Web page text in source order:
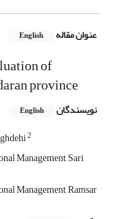
عنوان مقاله English
of
province
نویسندگان English
2
Management, Sari
Management, Ramsar